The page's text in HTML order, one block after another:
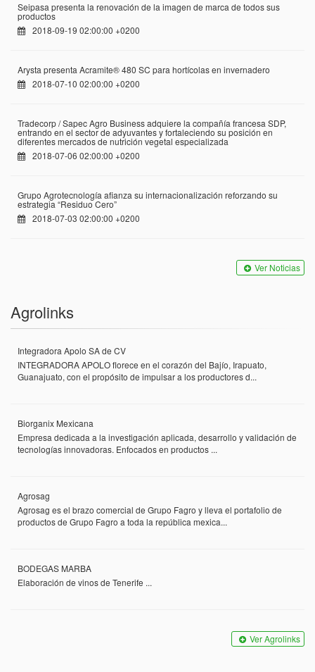
Seipasa presenta la renovación de la imagen de marca de todos sus
productos
2018-09-19 02:00:00 +0200
Arysta presenta Acramite® 480 SC para hortícolas en invernadero
2018-07-10 02:00:00 +0200
Tradecorp / Sapec Agro Business adquiere la compañía francesa SDP,
entrando en el sector de adyuvantes y fortaleciendo su posición en
diferentes mercados de nutrición vegetal especializada
2018-07-06 02:00:00 +0200
Grupo Agrotecnología afianza su internacionalización reforzando su
estrategia “Residuo Cero”
2018-07-03 02:00:00 +0200
Ver Noticias
Agrolinks
Integradora Apolo SA de CV
INTEGRADORA APOLO florece en el corazón del Bajío, Irapuato,
Guanajuato, con el propósito de impulsar a los productores d...
Biorganix Mexicana
Empresa dedicada a la investigación aplicada, desarrollo y validación de
tecnologías innovadoras. Enfocados en productos ...
Agrosag
Agrosag es el brazo comercial de Grupo Fagro y lleva el portafolio de
productos de Grupo Fagro a toda la república mexica...
BODEGAS MARBA
Elaboración de vinos de Tenerife ...
Ver Agrolinks